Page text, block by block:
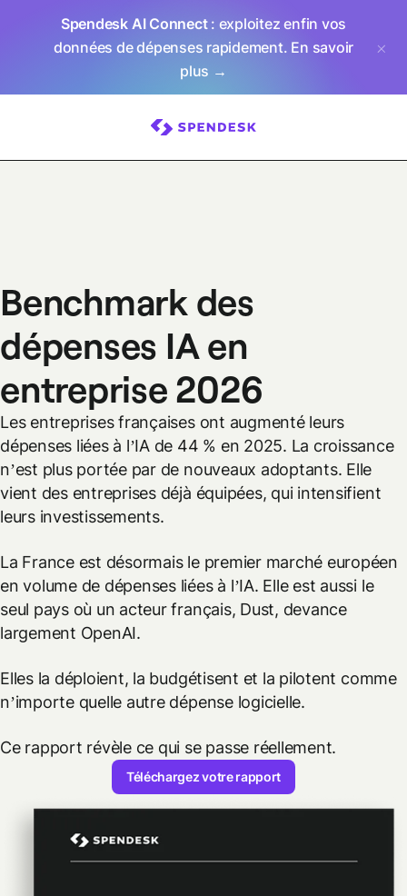
Spendesk AI Connect: exploitez enfin vos
données de dépenses rapidement. En savoir
plus →
Benchmark des
dépenses IA en
entreprise 2026
Les entreprises françaises ont augmenté leurs
dépenses liées à l’IA de 44 % en 2025. La croissance
n’est plus portée par de nouveaux adoptants. Elle
vient des entreprises déjà équipées, qui intensifient
leurs investissements.
La France est désormais le premier marché européen
en volume de dépenses liées à l’IA. Elle est aussi le
seul pays où un acteur français, Dust, devance
largement OpenAI.
Elles la déploient, la budgétisent et la pilotent comme
n’importe quelle autre dépense logicielle.
Ce rapport révèle ce qui se passe réellement.
Téléchargez votre rapport